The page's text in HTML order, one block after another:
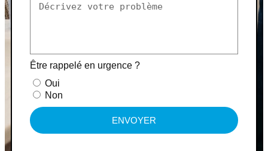
Être rappelé en urgence ?
Oui
Non
ENVOYER